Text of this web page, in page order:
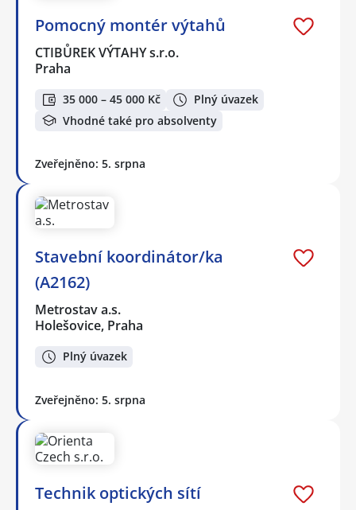
Pomocný montér výtahů
CTIBŮREK VÝTAHY s.r.o.
Praha
35 000 – 45 000 Kč
Plný úvazek
Vhodné také pro absolventy
Zveřejněno: 5. srpna
Stavební koordinátor/ka
(A2162)
Metrostav a.s.
Holešovice, Praha
Plný úvazek
Zveřejněno: 5. srpna
Technik optických sítí